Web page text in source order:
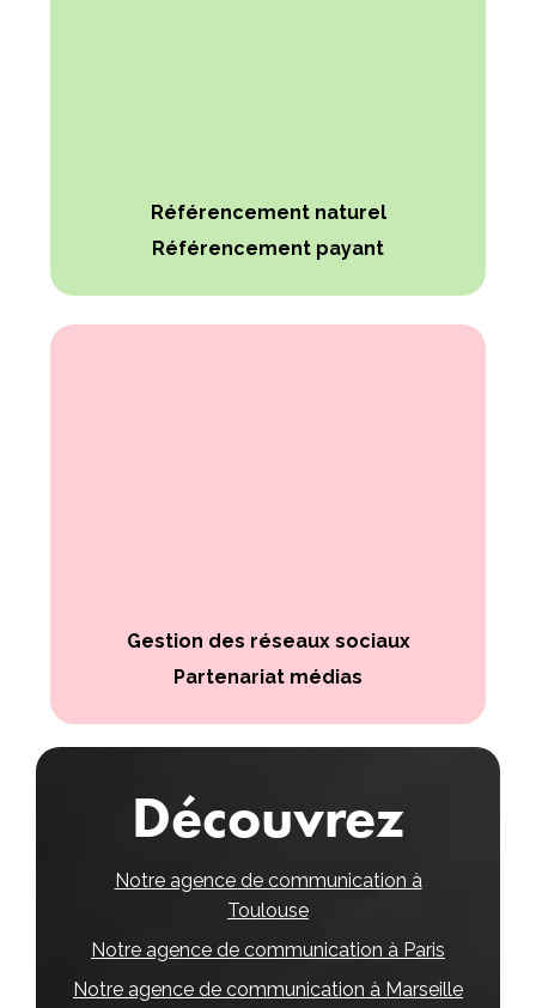
Référencement naturel
Référencement payant
Gestion des réseaux sociaux
Partenariat médias
Découvrez
Notre agence de communication à
Toulouse
Notre agence de communication à Paris
Notre agence de communication à Marseille